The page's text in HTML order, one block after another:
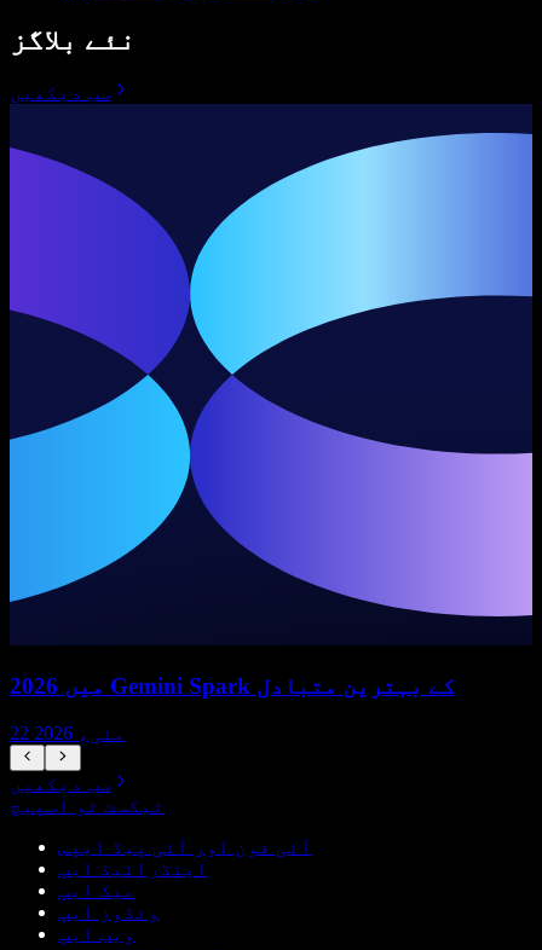
نئے بلاگز
سب دیکھیں
2026 میں Gemini Spark کے بہترین متبادل
22 مئی، 2026
سب دیکھیں
ٹیکسٹ ٹو اسپیچ
آئی فون اور آئی پیڈ ایپس
اینڈرائیڈ ایپ
میک ایپ
ونڈوز ایپ
ویب ایپ